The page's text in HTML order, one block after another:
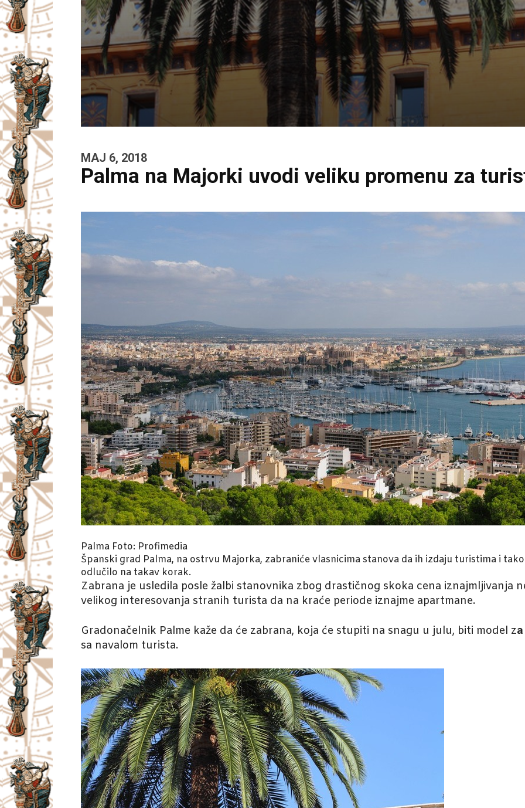
MAJ 6, 2018
Palma na Majorki uvodi veliku promenu za
Palma Foto: Profimedia
Španski grad Palma, na ostrvu Majorka, zabraniće vlasnicima stanova da ih izdaju turistima i
odlučilo na takav korak.
Zabrana je usledila posle žalbi stanovnika zbog drastičnog skoka cena iznajmljivanja
velikog interesovanja stranih turista da na kraće periode iznajme apartmane.
Gradonačelnik Palme kaže da će zabrana, koja će stupiti na snagu u julu, biti model z
sa navalom turista.